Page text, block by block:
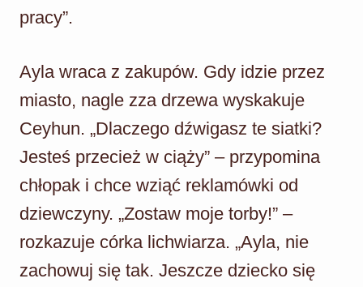
pracy”.
Ayla wraca z zakupów. Gdy idzie przez
miasto, nagle zza drzewa wyskakuje
Ceyhun. „Dlaczego dźwigasz te siatki?
Jesteś przecież w ciąży” – przypomina
chłopak i chce wziąć reklamówki od
dziewczyny. „Zostaw moje torby!” –
rozkazuje córka lichwiarza. „Ayla, nie
zachowuj się tak. Jeszcze dziecko się